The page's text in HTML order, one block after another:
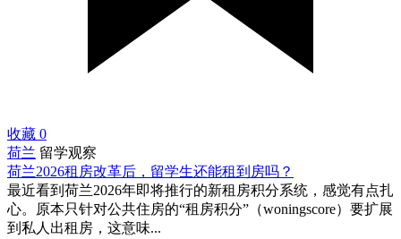
收藏 0
荷兰 留学观察
荷兰2026租房改革后，留学生还能租到房吗？
最近看到荷兰2026年即将推行的新租房积分系统，感觉有点扎
心。原本只针对公共住房的“租房积分”（woningscore）要扩展
到私人出租房，这意味...